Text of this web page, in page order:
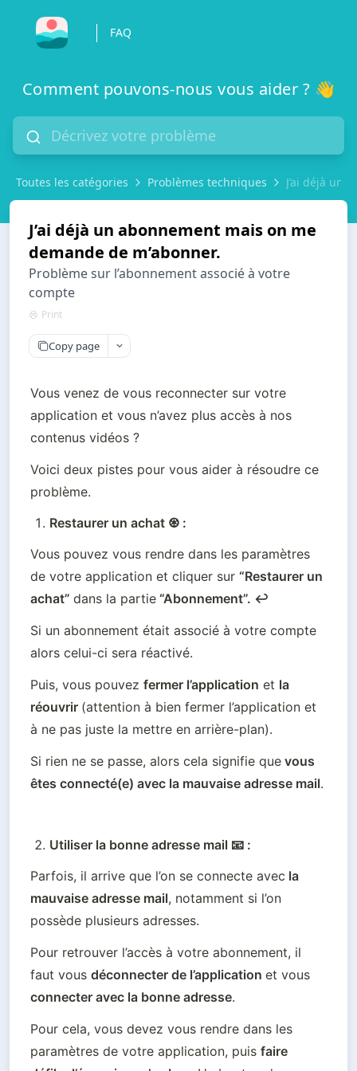
FAQ
Comment pouvons-nous vous aider ? 👋
Toutes les catégories Problèmes techniques J’ai déjà un
J’ai déjà un abonnement mais on me
demande de m’abonner.
Problème sur l’abonnement associé à votre
compte
Print
Copy page
Vous venez de vous reconnecter sur votre
application et vous n’avez plus accès à nos
contenus vidéos ?
Voici deux pistes pour vous aider à résoudre ce
Restaurer un achat ♼ :
Vous pouvez vous rendre dans les paramètres
de votre application et cliquer sur “Restaurer un
achat” dans la partie “Abonnement”. ↩️
Si un abonnement était associé à votre compte
alors celui-ci sera réactivé.
Puis, vous pouvez fermer l’application et la
réouvrir (attention à bien fermer l’application et
à ne pas juste la mettre en arrière-plan).
Si rien ne se passe, alors cela signifie que vous
êtes connecté(e) avec la mauvaise adresse mail.
Utiliser la bonne adresse mail 📧 :
Parfois, il arrive que l’on se connecte avec la
mauvaise adresse mail, notamment si l’on
possède plusieurs adresses.
Pour retrouver l’accès à votre abonnement, il
faut vous déconnecter de l’application
connecter avec la bonne adresse.
Pour cela, vous devez vous rendre dans les
paramètres de votre application, puis faire